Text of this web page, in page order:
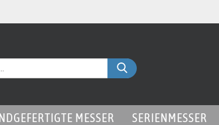
Suche...
MESSER SERIENMESSER